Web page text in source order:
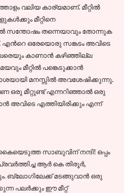
വലിയ കാര്യമാണ്. മീറ്റില്‍
മീറ്റിനെ
സന്തോഷം തന്നെയാവും തോന്നുക
ഒരേയൊരു സങ്കടം അവിടെ
കാണാന്‍ കഴിഞ്ഞില്ല
മീറ്റില്‍ പങ്കെടുക്കാന്‍
മനസ്സില്‍ അവശേഷിക്കുന്നു.
മീറ്റുണ്ട് എന്നറിഞ്ഞാല്‍ ഒരു
അവിടെ എത്തിയിരിക്കും എന്ന്‍
സാബുവിന് നന്ദി! ഒപ്പം
ആര്‍ കെ തിരൂര്‍,
ബ്ലോഗിലേക്ക് മടങ്ങുവാന്‍ ഒരു
പലര്‍ക്കും ഈ മീറ്റ്‌